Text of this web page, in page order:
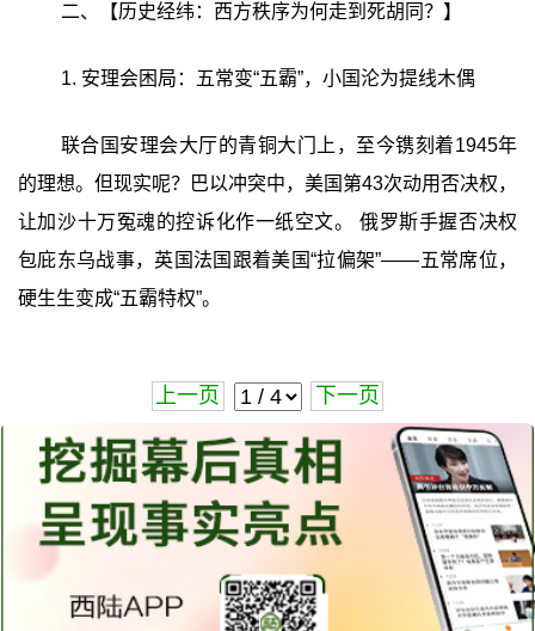
二、【历史经纬：西方秩序为何走到死胡同？】
1. 安理会困局：五常变“五霸”，小国沦为提线木偶
联合国安理会大厅的青铜大门上，至今镌刻着1945年
的理想。但现实呢？巴以冲突中，美国第43次动用否决权，
让加沙十万冤魂的控诉化作一纸空文。 俄罗斯手握否决权
包庇东乌战事，英国法国跟着美国“拉偏架”——五常席位，
硬生生变成“五霸特权”。
上一页 下一页